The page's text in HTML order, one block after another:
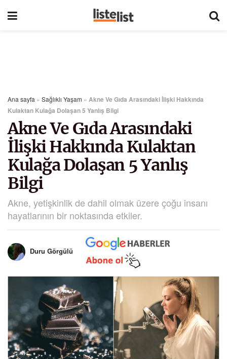
Ana sayfa » Sağlıklı Yaşam » Akne Ve Gıda Arasındaki İlişki Hakkında
Kulaktan Kulağa Dolaşan 5 Yanlış Bilgi
Akne Ve Gıda Arasındaki
İlişki Hakkında Kulaktan
Kulağa Dolaşan 5 Yanlış
Bilgi
Akne, yetişkinlik de dahil olmak üzere çoğu insanı
hayatlarının bir noktasında etkiler.
Duru Görgülü